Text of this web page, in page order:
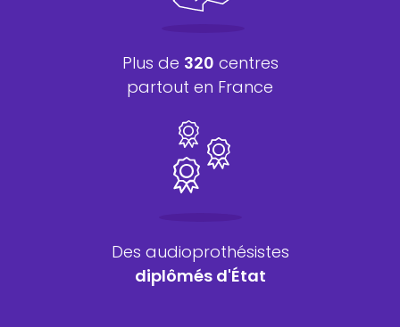
Plus de 320 centres
partout en France
Des audioprothésistes
diplômés d'État